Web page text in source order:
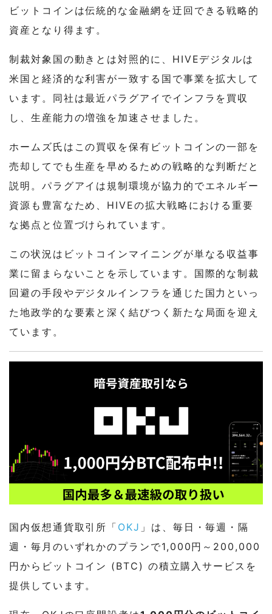
ビットコインは伝統的な金融網を迂回できる戦略的
資産となり得ます。
制裁対象国の動きとは対照的に、HIVEデジタルは
米国と経済的な利害が一致する国で事業を拡大して
います。同社は最近パラグアイでインフラを買収
し、生産能力の増強を加速させました。
ホームズ氏はこの買収を保有ビットコインの一部を
売却してでも生産を早めるための戦略的な判断だと
説明。パラグアイは規制環境が協力的でエネルギー
資源も豊富なため、HIVEの拡大戦略における重要
な拠点と位置づけられています。
この状況はビットコインマイニングが単なる収益事
業に留まらないことを示しています。国際的な制裁
回避の手段やデジタルインフラを通じた国力といっ
た地政学的な要素と深く結びつく新たな局面を迎え
ています。
国内仮想通貨取引所「 OKJ 」は、毎日・毎週・隔
週・毎月のいずれかのプランで1,000円～200,000
円からビットコイン (BTC) の積立購入サービスを
提供しています。